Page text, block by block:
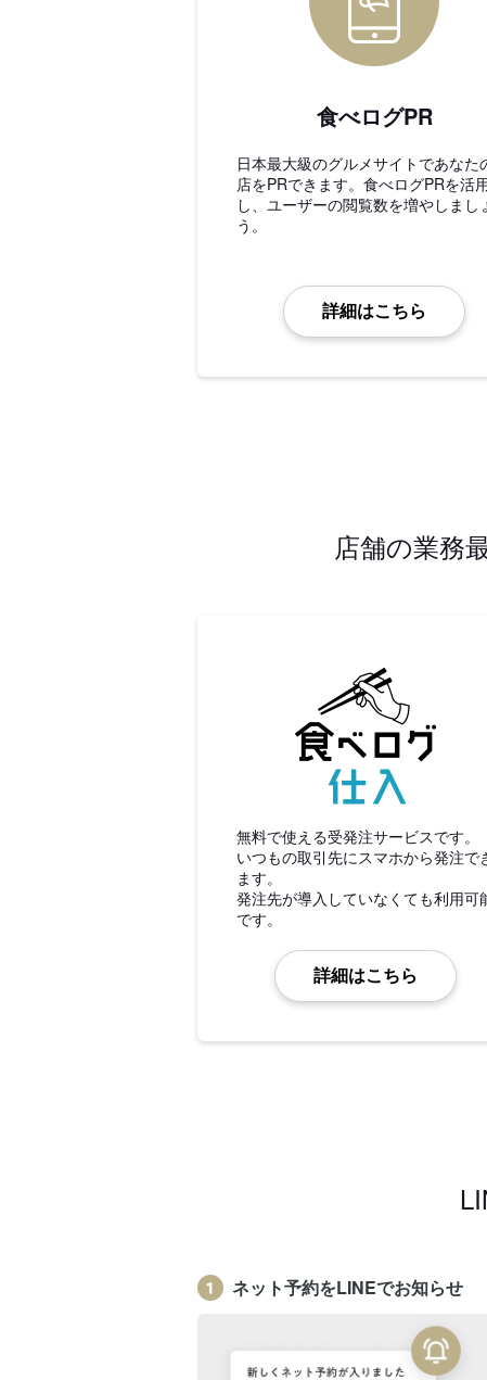
食べログPR
日本最大級のグルメサイトであなた
店をPRできます。食べログPRを活
し、ユーザーの閲覧数を増やしまし
う。
詳細はこちら
店舗の業務
無料で使える受発注サービスです。
いつもの取引先にスマホから発注で
ます。
発注先が導入していなくても利用可
です。
詳細はこちら
ネット予約をLINEでお知らせ